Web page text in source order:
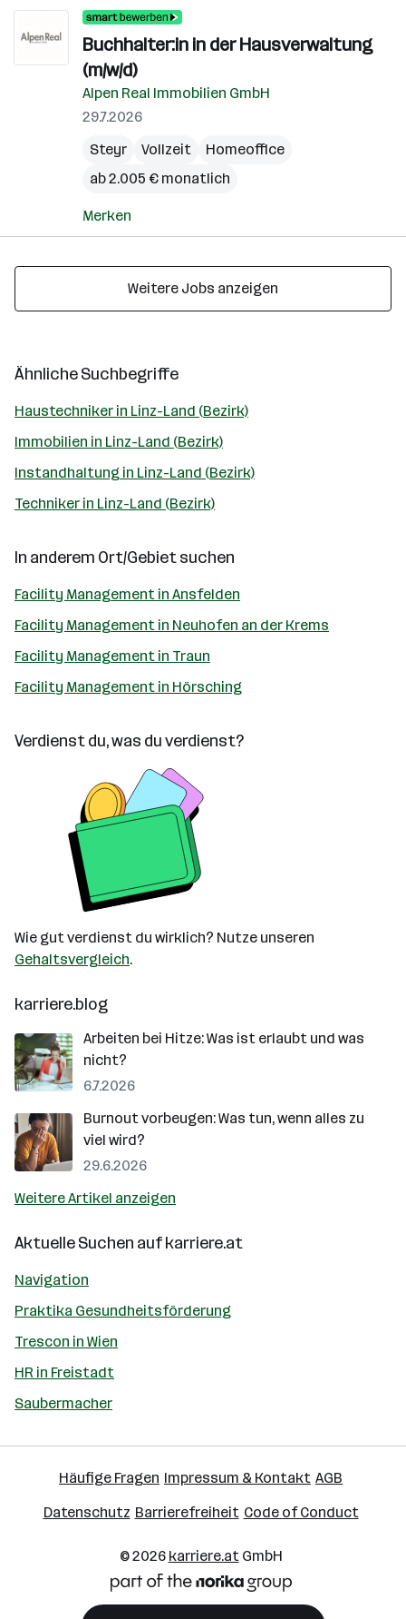
Buchhalter:in in der Hausverwaltung
(m/w/d)
Alpen Real Immobilien GmbH
29.7.2026
Steyr
Vollzeit
Homeoffice
ab 2.005 € monatlich
Merken
Weitere Jobs anzeigen
Ähnliche Suchbegriffe
Haustechniker in Linz-Land (Bezirk)
Immobilien in Linz-Land (Bezirk)
Instandhaltung in Linz-Land (Bezirk)
Techniker in Linz-Land (Bezirk)
In anderem Ort/Gebiet suchen
Facility Management in Ansfelden
Facility Management in Neuhofen an der Krems
Facility Management in Traun
Facility Management in Hörsching
Verdienst du, was du verdienst?
Wie gut verdienst du wirklich? Nutze unseren
Gehaltsvergleich.
karriere.blog
Arbeiten bei Hitze: Was ist erlaubt und was
nicht?
6.7.2026
Burnout vorbeugen: Was tun, wenn alles zu
viel wird?
29.6.2026
Weitere Artikel anzeigen
Aktuelle Suchen aufkarriere.at
Navigation
Praktika Gesundheitsförderung
Trescon in Wien
HR in Freistadt
Saubermacher
Häufige Fragen Impressum & Kontakt AGB
Datenschutz Barrierefreiheit Code of Conduct
© 2026 karriere.atGmbH